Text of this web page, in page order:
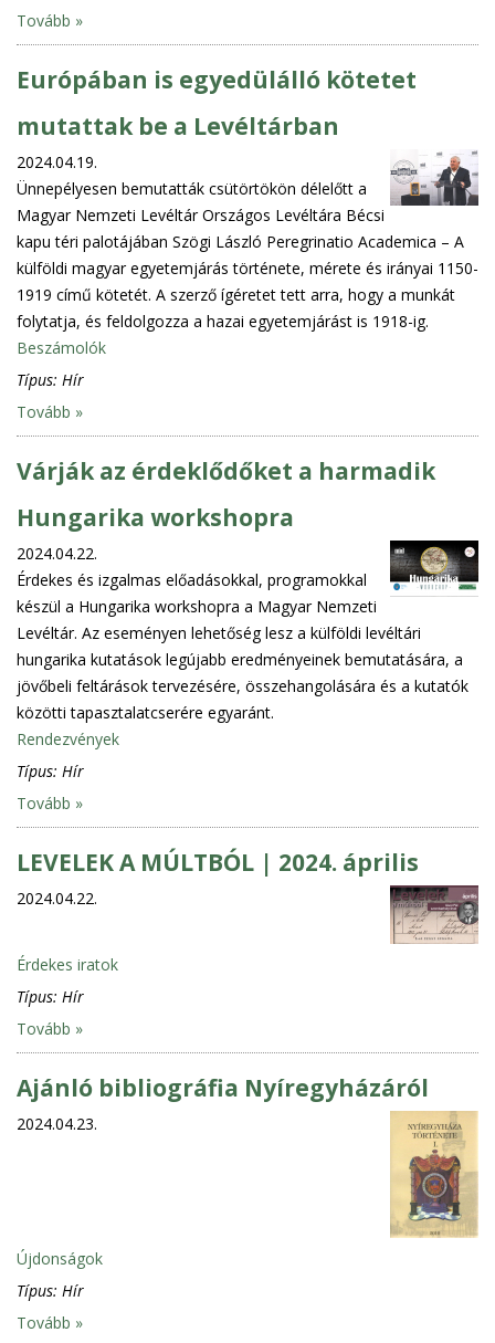
Tovább »
Európában is egyedülálló kötetet
mutattak be a Levéltárban
2024.04.19.
Ünnepélyesen bemutatták csütörtökön délelőtt a
Magyar Nemzeti Levéltár Országos Levéltára Bécsi
kapu téri palotájában Szögi László Peregrinatio Academica – A
külföldi magyar egyetemjárás története, mérete és irányai 1150-
1919 című kötetét. A szerző ígéretet tett arra, hogy a munkát
folytatja, és feldolgozza a hazai egyetemjárást is 1918-ig.
Beszámolók
Típus: Hír
Tovább »
Várják az érdeklődőket a harmadik
Hungarika workshopra
2024.04.22.
Érdekes és izgalmas előadásokkal, programokkal
készül a Hungarika workshopra a Magyar Nemzeti
Levéltár. Az eseményen lehetőség lesz a külföldi levéltári
hungarika kutatások legújabb eredményeinek bemutatására, a
jövőbeli feltárások tervezésére, összehangolására és a kutatók
közötti tapasztalatcserére egyaránt.
Rendezvények
Típus: Hír
Tovább »
LEVELEK A MÚLTBÓL | 2024. április
2024.04.22.
Érdekes iratok
Típus: Hír
Tovább »
Ajánló bibliográfia Nyíregyházáról
2024.04.23.
Újdonságok
Típus: Hír
Tovább »